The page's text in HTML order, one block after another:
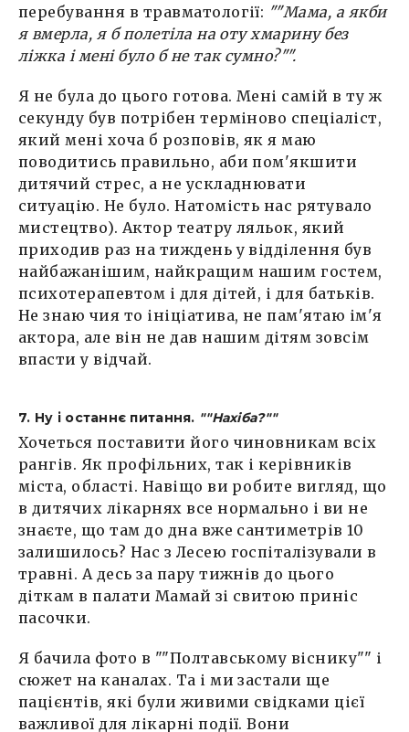
перебування в травматології: ""Мама, а якби
я вмерла, я б полетіла на оту хмарину без
ліжка і мені було б не так сумно?"".
Я не була до цього готова. Мені самій в ту ж
секунду був потрібен терміново спеціаліст,
який мені хоча б розповів, як я маю
поводитись правильно, аби пом'якшити
дитячий стрес, а не ускладнювати
ситуацію. Не було. Натомість нас рятувало
мистецтво). Актор театру ляльок, який
приходив раз на тиждень у відділення був
найбажанішим, найкращим нашим гостем,
психотерапевтом і для дітей, і для батьків.
Не знаю чия то ініціатива, не пам'ятаю ім'я
актора, але він не дав нашим дітям зовсім
впасти у відчай.
7. Ну і останнє питання. ""Нахіба?""
Хочеться поставити його чиновникам всіх
рангів. Як профільних, так і керівників
міста, області. Навіщо ви робите вигляд, що
в дитячих лікарнях все нормально і ви не
знаєте, що там до дна вже сантиметрів 10
залишилось? Нас з Лесею госпіталізували в
травні. А десь за пару тижнів до цього
діткам в палати Мамай зі свитою приніс
пасочки.
Я бачила фото в ""Полтавському віснику"" і
сюжет на каналах. Та і ми застали ще
пацієнтів, які були живими свідками цієї
важливої для лікарні події. Вони